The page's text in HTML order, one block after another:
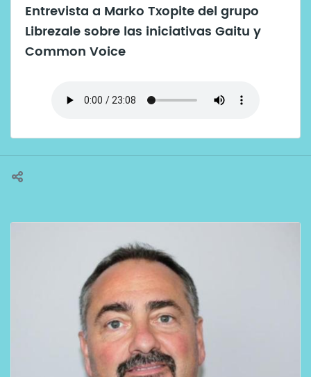
Entrevista a Marko Txopite del grupo
Librezale sobre las iniciativas Gaitu y
Common Voice